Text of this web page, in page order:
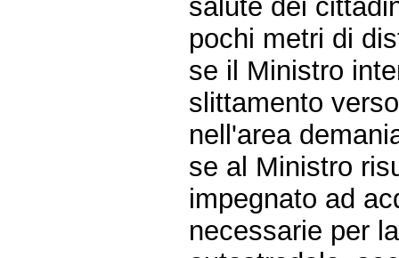
salute dei
pochi metri di
se il Ministro
slittamento
nell'area
se al Ministro
impegnato ad
necessarie per